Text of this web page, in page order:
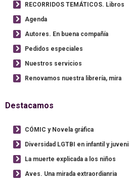
RECORRIDOS TEMÁTICOS. Libros
Agenda
Autores. En buena compañía
Pedidos especiales
Nuestros servicios
Renovamos nuestra librería, mira
Destacamos
CÓMIC y Novela gráfica
Diversidad LGTBI en infantil y juvenil
La muerte explicada a los niños
Aves. Una mirada extraordianria